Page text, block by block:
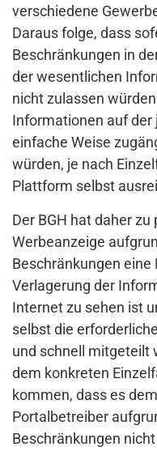
verschiedene
Daraus folge, dass
Beschränkungen in
der wesentlichen
nicht zulassen
Informationen auf
einfache Weise
würden, je nach
Plattform selbst
Der BGH hat daher
Werbeanzeige
Beschränkungen
Verlagerung der
Internet zu sehen ist
selbst die
und schnell mitgeteilt
dem konkreten
kommen, dass es
Portalbetreiber
Beschränkungen